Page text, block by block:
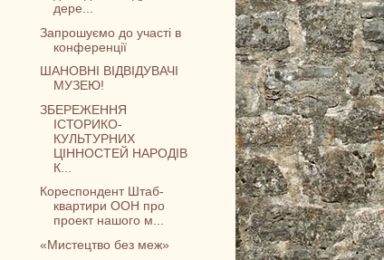
дере...
Запрошуємо до участі в
конференції
ШАНОВНІ ВІДВІДУВАЧІ
МУЗЕЮ!
ЗБЕРЕЖЕННЯ
ІСТОРИКО-
КУЛЬТУРНИХ
ЦІННОСТЕЙ НАРОДІВ
К...
Кореспондент Штаб-
квартири ООН про
проект нашого м...
«Мистецтво без меж»